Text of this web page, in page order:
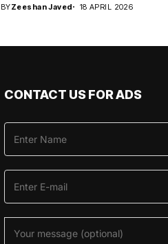
BYZeeshan Javed 18 APRIL 2026
CONTACT US FOR ADS